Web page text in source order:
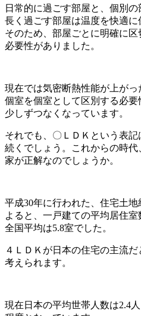
日常的に過ごす部屋と、個別の
長く過ごす部屋は温度を快適に
そのため、部屋ごとに明確に区
必要性がありました。
現在では気密断熱性能が上がっ
個室を個室として区別する必要
少しずつなくなっています。
それでも、〇ＬＤＫという表記
続くでしょう。これからの時代
家が正解なのでしょうか。
平成30年に行われた、住宅土地
よると、一戸建ての平均居住室
全国平均は5.8室でした。
４ＬＤＫが日本の住宅の主流だ
考えられます。
現在日本の平均世帯人数は2.4人